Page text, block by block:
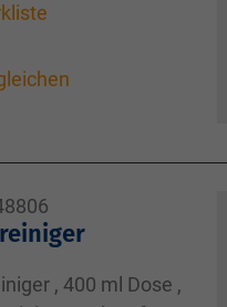
, 400 ml Dose ,